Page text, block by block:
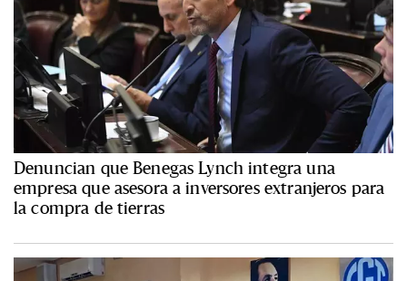
Denuncian que Benegas Lynch integra una
empresa que asesora a inversores extranjeros para
la compra de tierras